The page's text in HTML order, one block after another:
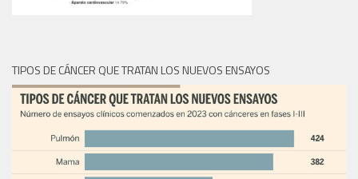
TIPOS DE CÁNCER QUE TRATAN LOS NUEVOS ENSAYOS